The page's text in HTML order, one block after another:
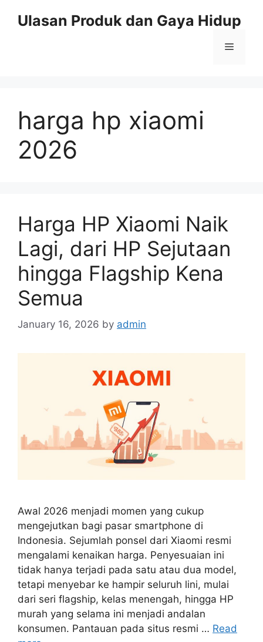
Ulasan Produk dan Gaya Hidup
Menu
harga hp xiaomi
2026
Harga HP Xiaomi Naik
Lagi, dari HP Sejutaan
hingga Flagship Kena
Semua
January 16, 2026 by admin
Awal 2026 menjadi momen yang cukup
mengejutkan bagi pasar smartphone di
Indonesia. Sejumlah ponsel dari Xiaomi resmi
mengalami kenaikan harga. Penyesuaian ini
tidak hanya terjadi pada satu atau dua model,
tetapi menyebar ke hampir seluruh lini, mulai
dari seri flagship, kelas menengah, hingga HP
murah yang selama ini menjadi andalan
konsumen. Pantauan pada situs resmi … Read